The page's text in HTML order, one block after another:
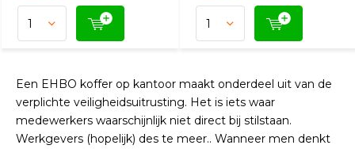
Een EHBO koffer op kantoor maakt onderdeel uit van de
verplichte veiligheidsuitrusting. Het is iets waar
medewerkers waarschijnlijk niet direct bij stilstaan.
Werkgevers (hopelijk) des te meer.. Wanneer men denkt